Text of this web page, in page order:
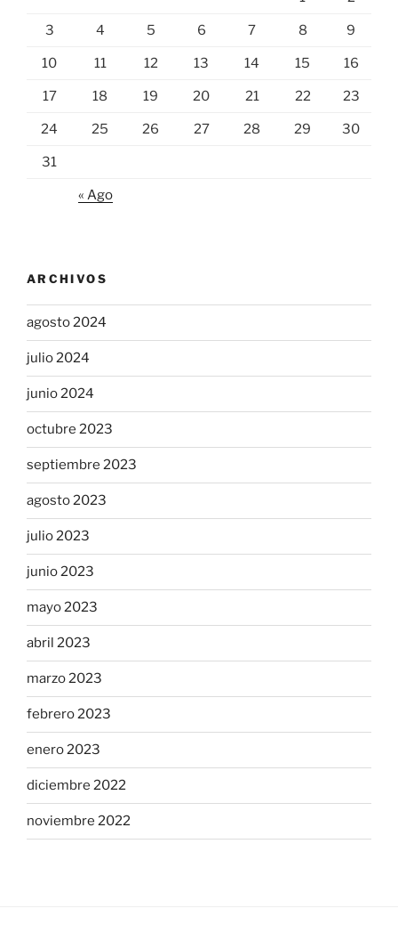
3 4 5 6 7 8 9
10 11 12 13 14 15 16
17 18 19 20 21 22 23
24 25 26 27 28 29 30
31
« Ago
ARCHIVOS
agosto 2024
julio 2024
junio 2024
octubre 2023
septiembre 2023
agosto 2023
julio 2023
junio 2023
mayo 2023
abril 2023
marzo 2023
febrero 2023
enero 2023
diciembre 2022
noviembre 2022